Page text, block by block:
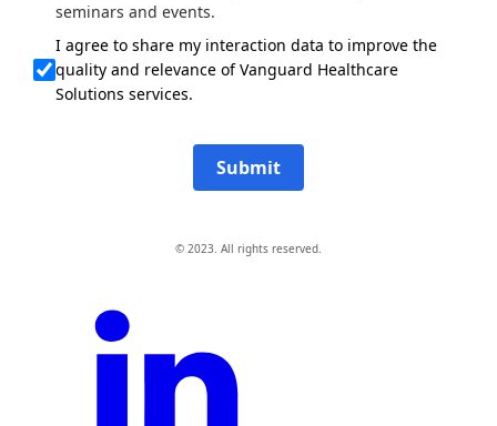
seminars and events.
I agree to share my interaction data to improve the
quality and relevance of Vanguard Healthcare
Solutions services.
Submit
© 2023. All rights reserved.